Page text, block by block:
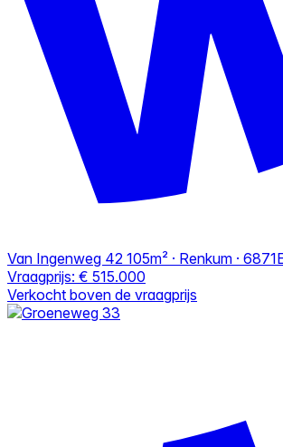
Van Ingenweg 42 105m² · Renkum ·
Vraagprijs: € 515.000
Verkocht boven de vraagprijs